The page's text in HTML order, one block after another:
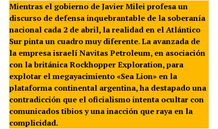
Mientras el gobierno de Javier Milei profesa un
discurso de defensa inquebrantable de la soberanía
nacional cada 2 de abril, la realidad en el Atlántico
Sur pinta un cuadro muy diferente. La avanzada de
la empresa israelí Navitas Petroleum, en asociación
con la británica Rockhopper Exploration, para
explotar el megayacimiento «Sea Lion» en la
plataforma continental argentina, ha destapado una
contradicción que el oficialismo intenta ocultar con
comunicados tibios y una inacción que raya en la
complicidad.